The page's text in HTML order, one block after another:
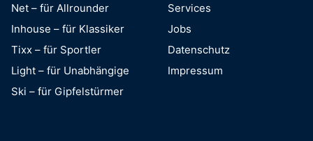
Net – für Allrounder
Inhouse – für Klassiker
Tixx – für Sportler
Light – für Unabhängige
Ski – für Gipfelstürmer
Services
Jobs
Datenschutz
Impressum